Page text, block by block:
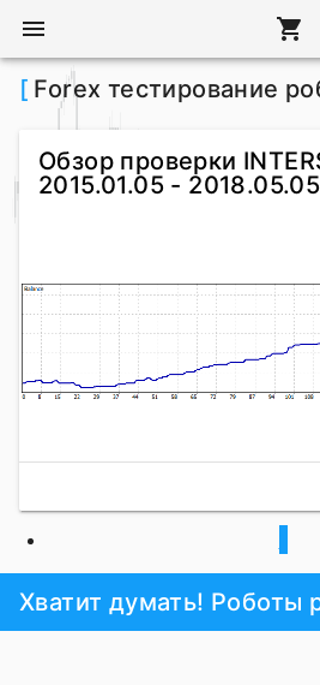
вам.
вас
menu shopping_cart
[ Forex тестирование
Обзор проверки
2015.01.05 - 2018.05.05
Хватит думать! Роботы